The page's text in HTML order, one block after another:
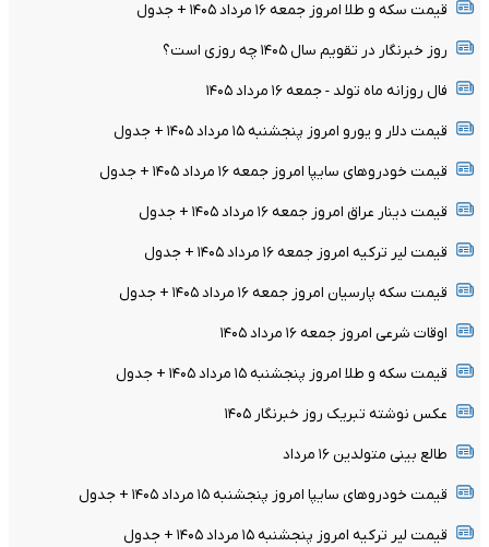
قیمت سکه و طلا امروز جمعه ۱۶ مرداد ۱۴۰۵ + جدول
روز خبرنگار در تقویم سال ۱۴۰۵ چه روزی است؟
فال روزانه ماه تولد - جمعه ۱۶ مرداد ۱۴۰۵
قیمت دلار و یورو امروز پنجشنبه ۱۵ مرداد ۱۴۰۵ + جدول
قیمت خودرو‌های سایپا امروز جمعه ۱۶ مرداد ۱۴۰۵ + جدول
قیمت دینار عراق امروز جمعه ۱۶ مرداد ۱۴۰۵ + جدول
قیمت لیر ترکیه امروز جمعه ۱۶ مرداد ۱۴۰۵ + جدول
قیمت سکه پارسیان امروز جمعه ۱۶ مرداد ۱۴۰۵ + جدول
اوقات شرعی امروز جمعه ۱۶ مرداد ۱۴۰۵
قیمت سکه و طلا امروز پنجشنبه ۱۵ مرداد ۱۴۰۵ + جدول
عکس نوشته تبریک روز خبرنگار ۱۴۰۵
طالع بینی متولدین ۱۶ مرداد
قیمت خودرو‌های سایپا امروز پنجشنبه ۱۵ مرداد ۱۴۰۵ + جدول
قیمت لیر ترکیه امروز پنجشنبه ۱۵ مرداد ۱۴۰۵ + جدول